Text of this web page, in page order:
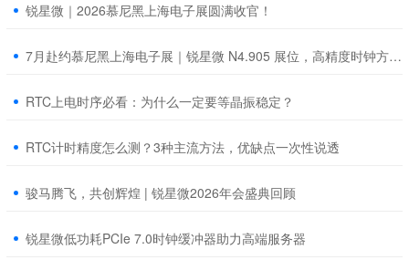
锐星微｜2026慕尼黑上海电子展圆满收官！
7月赴约慕尼黑上海电子展｜锐星微 N4.905 展位，高精度时钟方案重磅亮相
RTC上电时序必看：为什么一定要等晶振稳定？
RTC计时精度怎么测？3种主流方法，优缺点一次性说透
骏马腾飞，共创辉煌 | 锐星微2026年会盛典回顾
锐星微低功耗PCIe 7.0时钟缓冲器助力高端服务器